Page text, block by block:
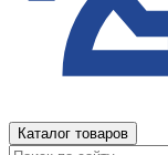
Каталог товаров